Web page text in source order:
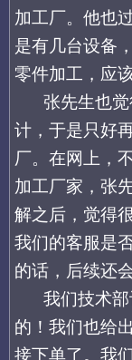
加工厂。他也
是有几台设备
零件加工，应
张先生也觉
计，于是只好
厂。在网上 ，
加工厂家，张
解之后，觉得
我们的客服是
的话，后续还
我们技术
的！ 我们也给
接下单了。 我